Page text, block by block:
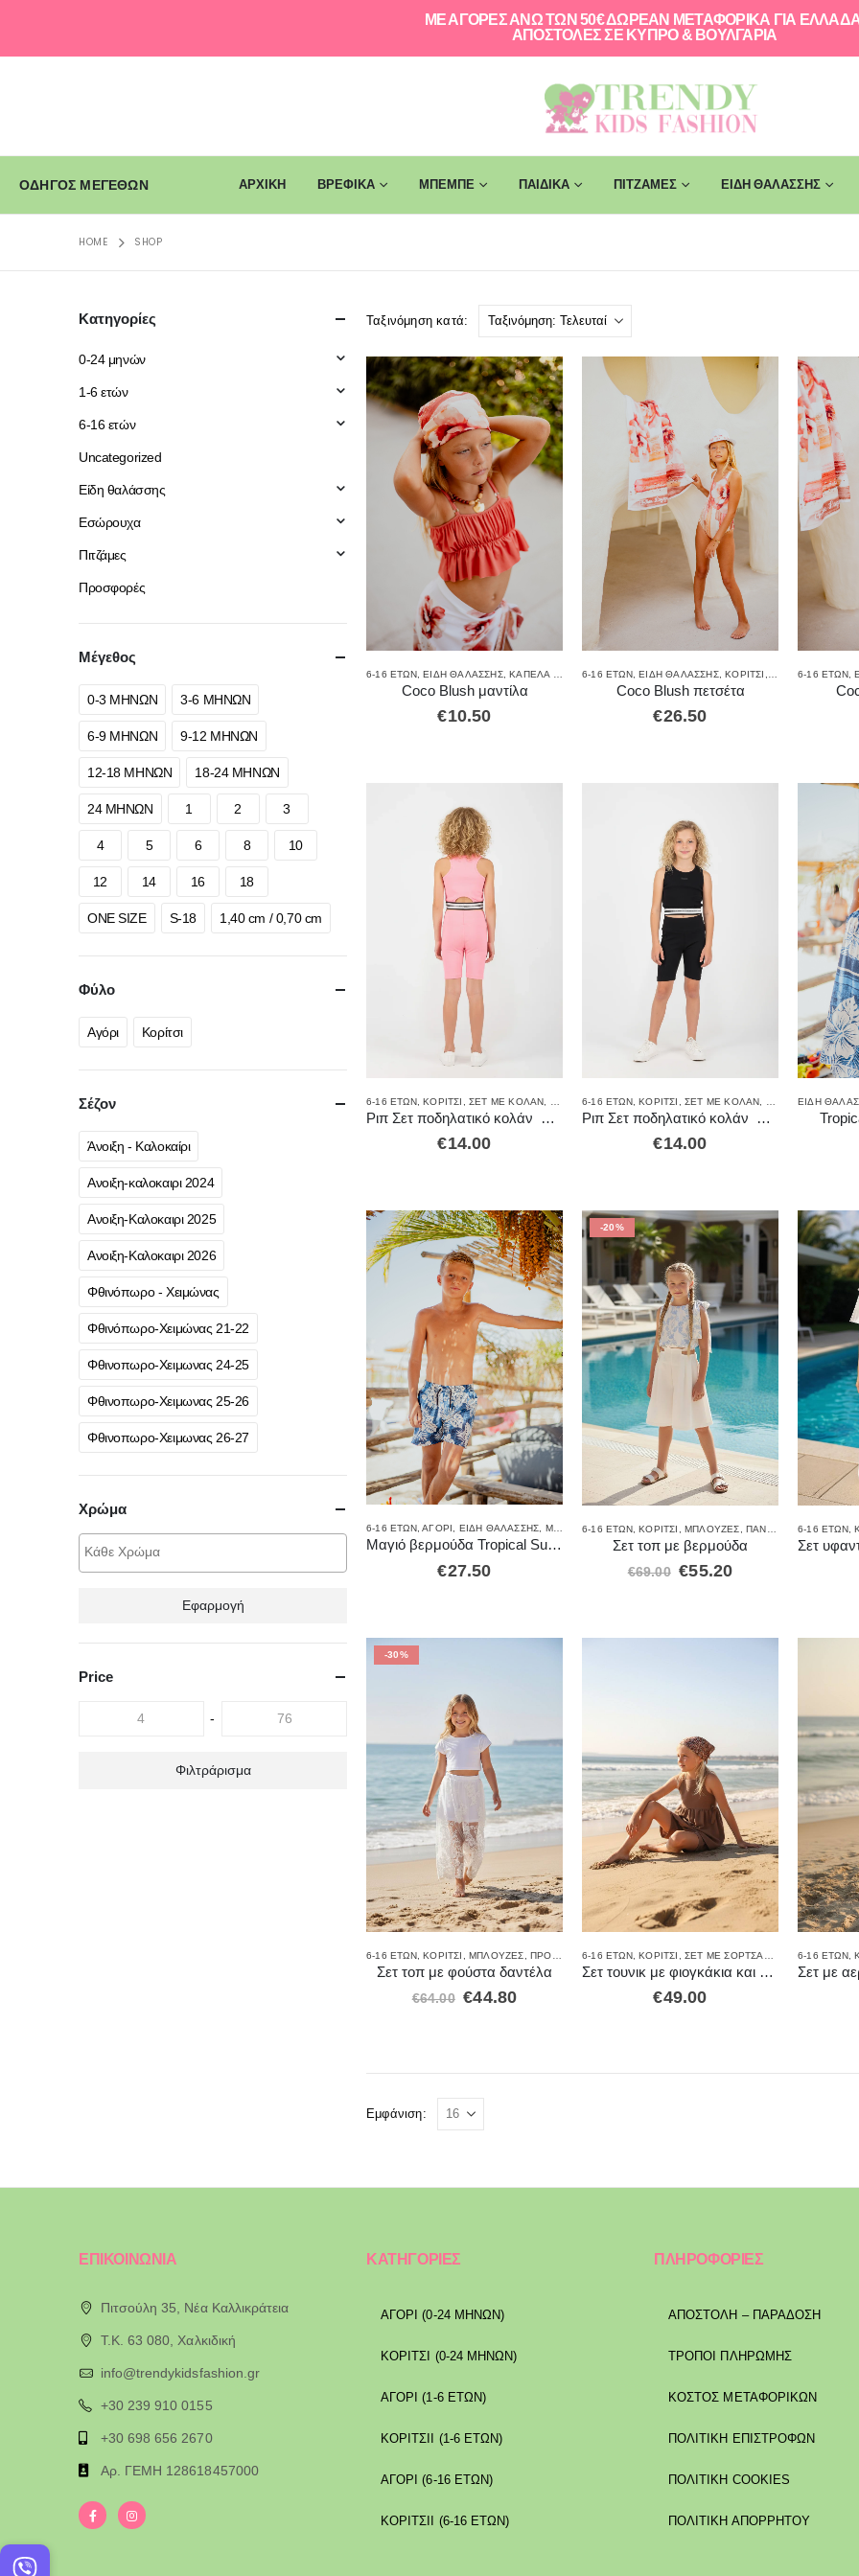
ΜΕ ΑΓΟΡΕΣ ΑΝΩ ΤΩΝ 50€ ΔΩΡΕΑΝ ΜΕΤΑΦΟΡΙΚΑ ΓΙΑ
ΑΠΟΣΤΟΛΕΣ ΣΕ ΚΥΠΡΟ & ΒΟΥΛΓΑΡΙΑ
ΟΔΗΓΟΣ ΜΕΓΕΘΩΝ ΑΡΧΙΚΗ ΒΡΕΦΙΚΑ ΜΠΕΜΠΕ ΠΑΙΔΙΚΑ ΠΙΤΖΑΜΕΣ ΕΙΔΗ ΘΑΛΑΣΣΗΣ
HOME SHOP
Ταξινόμηση κατά:
6-16 ΕΤΏΝ,ΕΊΔΗ ΘΑΛΆΣΣΗΣ,ΚΑΠΈΛΑ - ΜΑΝΤΊΛΕΣ ,ΚΟΡΊΤΣΙ,ΜΑΓΙΌ
Coco Blush μαντίλα
€10.50
6-16 ΕΤΏΝ,ΕΊΔΗ ΘΑΛΆΣΣΗΣ,ΚΟΡΊΤΣΙ ΜΑΓΙΌ,
Coco Blush πετσέτα
€26.50
6-16 ΕΤΏΝ,
6-16 ΕΤΏΝ,ΚΟΡΊΤΣΙ ,ΣΕΤ ΜΕ ΚΟΛΆΝ ΣΕΤ ΡΟΎΧΑ
Ριπ Σετ ποδηλατικό κολάν με crop top workout σε ροζ χρώμα
€14.00
6-16 ΕΤΏΝ,ΚΟΡΊΤΣΙ ,ΣΕΤ ΜΕ ΚΟΛΆΝ ΣΕΤ ΡΟΎΧΑ
Ριπ Σετ ποδηλατικό κολάν με crop top workout σε μαύρο χρώμα
€14.00
ΕΊΔΗ
6-16 ΕΤΏΝ,ΑΓΌΡΙ , ΕΊΔΗ ΘΑΛΆΣΣΗΣ, ΜΑΓΙΌ
Μαγιό βερμούδα Tropical Sunset
€27.50
-20%
6-16 ΕΤΏΝ,ΚΟΡΊΤΣΙ ,ΜΠΛΟΎΖΕΣ ,ΠΑΝΤΕΛΌΝΙΑ ,ΣΕΤ ΜΕ
Σετ τοπ με βερμούδα
€69.00 €55.20
6-16 ΕΤΏΝ,
-30%
6-16 ΕΤΏΝ,ΚΟΡΊΤΣΙ ,ΜΠΛΟΎΖΕΣ,ΠΡΟΣΦΟΡΈΣ ,ΣΕΤ ΡΟΎΧΑ,ΦΟΡΈΜΑΤΑ-ΦΟΎΣΤΕΣ
Σετ τοπ με φούστα δαντέλα
€64.00 €44.80
6-16 ΕΤΏΝ,ΚΟΡΊΤΣΙ ,ΣΕΤ ΜΕ ΣΟΡΤΣΑΚΙ ΣΕΤ ΡΟΎΧΑ
Σετ τουνικ με φιογκάκια και αεράτο σορτς
€49.00
6-16 ΕΤΏΝ,
Εμφάνιση:
Κατηγορίες
0-24 μηνών
1-6 ετών
6-16 ετών
Uncategorized
Είδη θαλάσσης
Εσώρουχα
Πιτζάμες
Προσφορές
Μέγεθος
0-3 ΜΗΝΩΝ 3-6 ΜΗΝΩΝ
6-9 ΜΗΝΩΝ 9-12 ΜΗΝΩΝ
12-18 ΜΗΝΩΝ 18-24 ΜΗΝΩΝ
24 ΜΗΝΩΝ 1 2 3
4 5 6 8 10
12 14 16 18
ONE SIZE S-18 1,40 cm / 0,70 cm
Φύλο
Αγόρι Κορίτσι
Σέζον
Άνοιξη - Καλοκαίρι
Ανοιξη-καλοκαιρι 2024
Ανοιξη-Καλοκαιρι 2025
Ανοιξη-Καλοκαιρι 2026
Φθινόπωρο - Χειμώνας
Φθινόπωρο-Χειμώνας 21-22
Φθινοπωρο-Χειμωνας 24-25
Φθινοπωρο-Χειμωνας 25-26
Φθινοπωρο-Χειμωνας 26-27
Χρώμα
Εφαρμογή
Price
-
Φιλτράρισμα
ΕΠΙΚΟΙΝΩΝΙΑ
Πιτσούλη 35, Νέα Καλλικράτεια
T.K. 63 080, Χαλκιδική
info@trendykidsfashion.gr
+30 239 910 0155
+30 698 656 2670
Αρ. ΓΕΜΗ 128618457000
ΚΑΤΗΓΟΡΙΕΣ
ΑΓΟΡΙ (0-24 ΜΗΝΩΝ)
ΚΟΡΙΤΣΙ (0-24 ΜΗΝΩΝ)
ΑΓΟΡΙ (1-6 ΕΤΩΝ)
ΚΟΡΙΤΣΙΙ (1-6 ΕΤΩΝ)
ΑΓΟΡΙ (6-16 ΕΤΩΝ)
ΚΟΡΙΤΣΙΙ (6-16 ΕΤΩΝ)
ΠΛΗΡΟΦΟΡΙΕΣ
ΑΠΟΣΤΟΛΉ – ΠΑΡΆΔΟΣΗ
ΤΡΌΠΟΙ ΠΛΗΡΩΜΉΣ
ΚΌΣΤΟΣ ΜΕΤΑΦΟΡΙΚΏΝ
ΠΟΛΙΤΙΚΉ ΕΠΙΣΤΡΟΦΏΝ
ΠΟΛΙΤΙΚΉ COOKIES
ΠΟΛΙΤΙΚΉ ΑΠΟΡΡΉΤΟΥ